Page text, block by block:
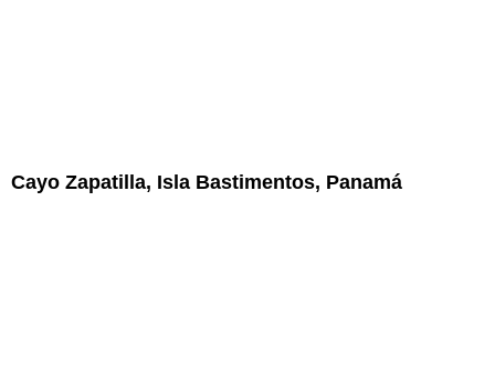
Cayo Zapatilla, Isla Bastimentos, Panamá